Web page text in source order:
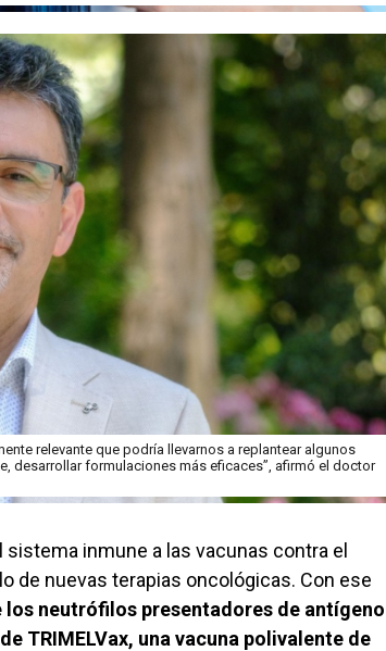
relevante que podría llevarnos a replantear algunos
desarrollar formulaciones más eficaces”, afirmó el doctor
inmune a las vacunas contra el
de nuevas terapias oncológicas. Con ese
los neutrófilos presentadores de antígeno
TRIMELVax, una vacuna polivalente de